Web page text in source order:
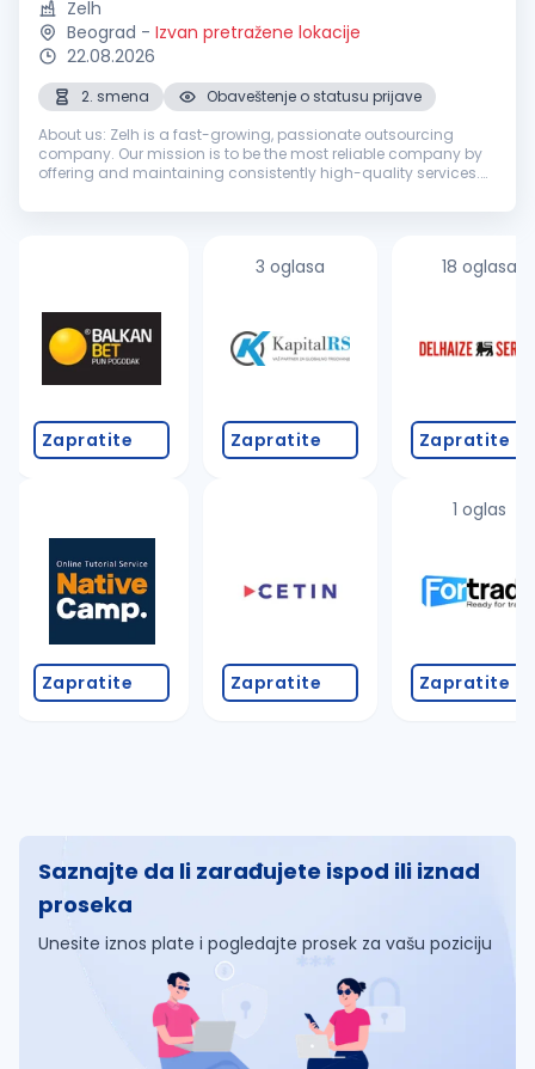
Zelh
Beograd - Izvan pretražene lokacije
22.08.2026
2. smena
Obaveštenje o statusu prijave
About us: Zelh is a fast-growing, passionate outsourcing
company. Our mission is to be the most reliable company by
offering and maintaining consistently high-quality services.
with customer...
Zapratite
Zapratite
3 oglasa
Zapratite
Zapratite
18 oglasa
Zapratite
1 oglas
Zapratite
Saznajte da li zarađujete ispod ili iznad
proseka
Unesite iznos plate i pogledajte prosek za vašu poziciju